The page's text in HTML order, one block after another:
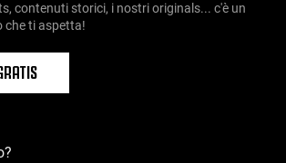
contenuti storici, i nostri originals... c'è un
che ti aspetta!